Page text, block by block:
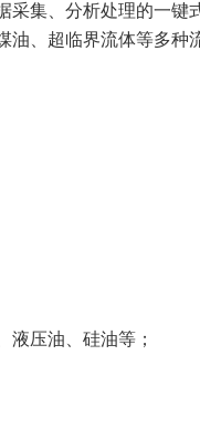
采集、分析处理的一键
油、超临界流体等多种
液压油、硅油等 ；